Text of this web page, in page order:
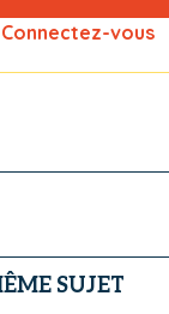
Connectez-vous
SUJET